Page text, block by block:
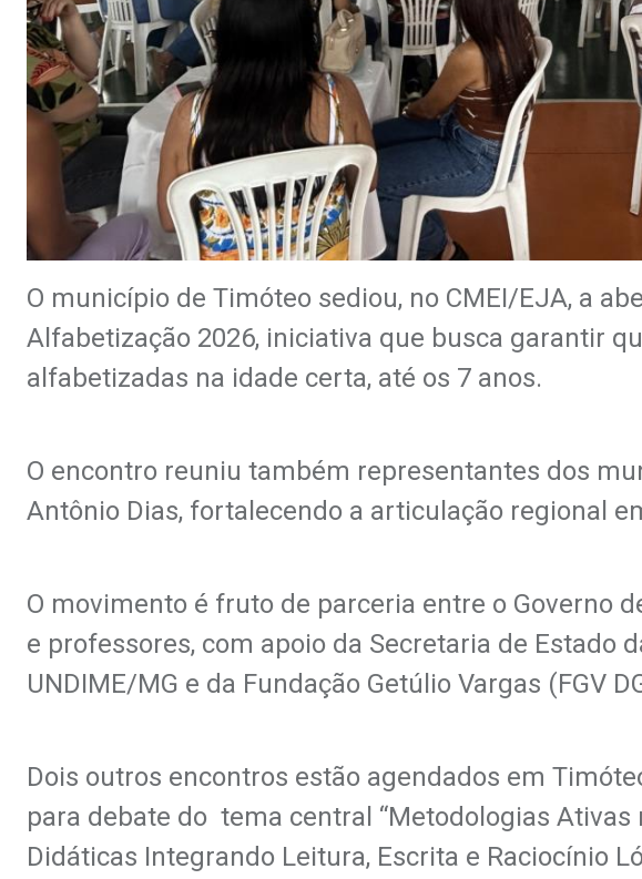
O município de Timóteo sediou, no CMEI/EJA, a
Alfabetização 2026, iniciativa que busca garantir
alfabetizadas na idade certa, até os 7 anos.
O encontro reuniu também representantes dos
Antônio Dias, fortalecendo a articulação regional
O movimento é fruto de parceria entre o Governo
e professores, com apoio da Secretaria de Estado
UNDIME/MG e da Fundação Getúlio Vargas (FGV
Dois outros encontros estão agendados em
para debate do tema central “Metodologias Ativas
Didáticas Integrando Leitura, Escrita e Raciocínio